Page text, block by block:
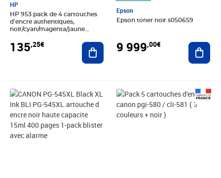
HP
HP 953 pack de 4 cartouches
d'encre authentiques,
noir/cyan/magenta/jaune
Pro 7700 / 8200 / 8700
135,25€ Ajouter au panier
Epson
Epson toner noir s050659
9 999,00€
Prix 30,76€ Prix 66,97€